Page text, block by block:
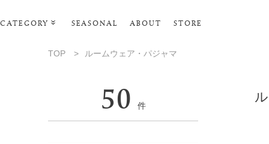
CATEGORY SEASONAL ABOUT STORE
ポーチ･トラベルグッズ
TOP > ルームウェア・パジャマ
50 件